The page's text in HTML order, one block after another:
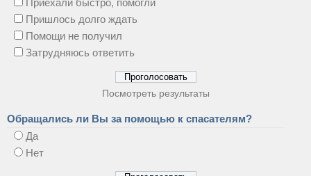
Приехали быстро, помогли
Пришлось долго ждать
Помощи не получил
Затрудняюсь ответить
Посмотреть результаты
Обращались ли Вы за помощью к спасателям?
Да
Нет